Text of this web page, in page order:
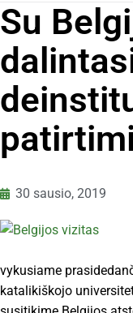
Su
patirtimi
30 sausio, 2019
vykusiame
katalikiškojo